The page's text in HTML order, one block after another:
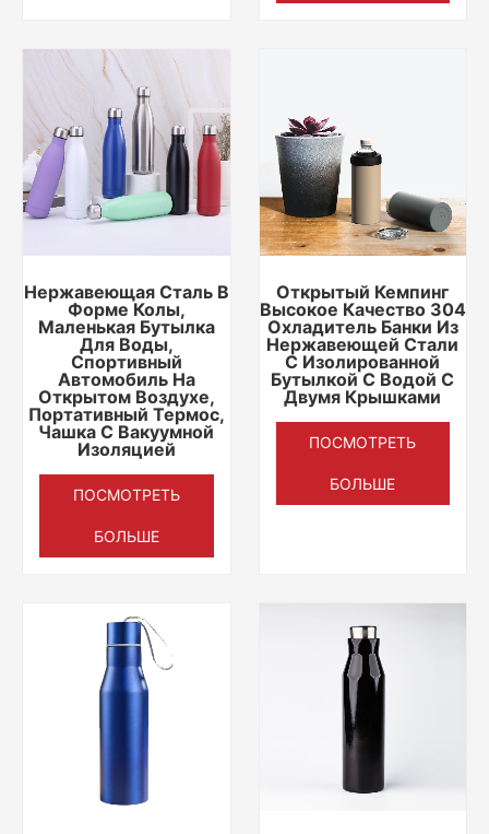
Нержавеющая Сталь В
Форме Колы,
Маленькая Бутылка
Для Воды,
Спортивный
Автомобиль На
Открытом Воздухе,
Портативный Термос,
Чашка С Вакуумной
Изоляцией
ПОСМОТРЕТЬ
БОЛЬШЕ
Открытый Кемпинг
Высокое Качество 304
Охладитель Банки Из
Нержавеющей Стали
С Изолированной
Бутылкой С Водой С
Двумя Крышками
ПОСМОТРЕТЬ
БОЛЬШЕ